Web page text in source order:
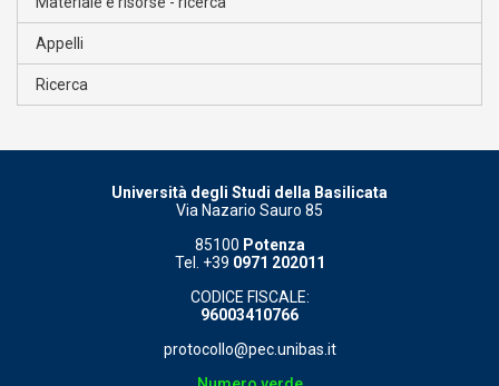
Appelli
Ricerca
Università degli Studi della Basilicata
Via Nazario Sauro 85
85100 Potenza
Tel. +39 0971 202011
CODICE FISCALE:
96003410766
protocollo@pec.unibas.it